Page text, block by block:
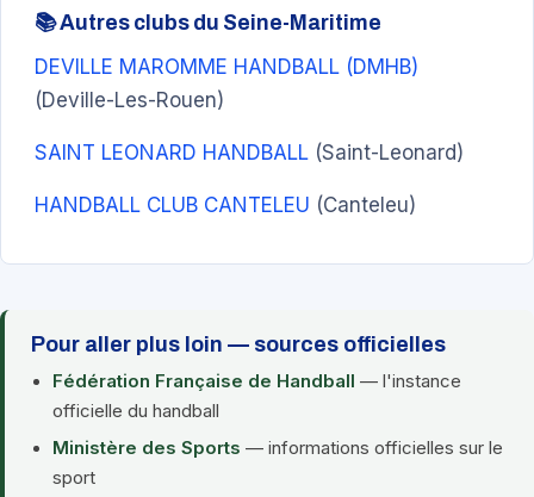
📚 Autres clubs du Seine-Maritime
DEVILLE MAROMME HANDBALL (DMHB)
(Deville-Les-Rouen)
SAINT LEONARD HANDBALL (Saint-Leonard)
HANDBALL CLUB CANTELEU (Canteleu)
Pour aller plus loin — sources officielles
Fédération Française de Handball — l'instance
officielle du handball
Ministère des Sports — informations officielles sur le
sport